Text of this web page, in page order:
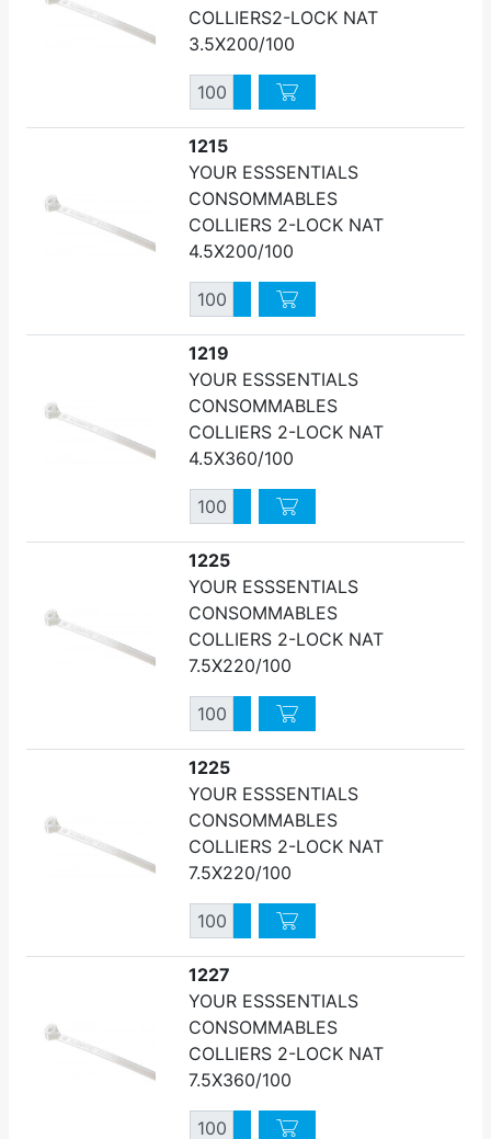
COLLIERS2-LOCK NAT
3.5X200/100
QuantitéAugmenter quantité
Diminuer quantité
1215
YOUR ESSSENTIALS
CONSOMMABLES
COLLIERS 2-LOCK NAT
4.5X200/100
QuantitéAugmenter quantité
Diminuer quantité
1219
YOUR ESSSENTIALS
CONSOMMABLES
COLLIERS 2-LOCK NAT
4.5X360/100
QuantitéAugmenter quantité
Diminuer quantité
1225
YOUR ESSSENTIALS
CONSOMMABLES
COLLIERS 2-LOCK NAT
7.5X220/100
QuantitéAugmenter quantité
Diminuer quantité
1225
YOUR ESSSENTIALS
CONSOMMABLES
COLLIERS 2-LOCK NAT
7.5X220/100
QuantitéAugmenter quantité
Diminuer quantité
1227
YOUR ESSSENTIALS
CONSOMMABLES
COLLIERS 2-LOCK NAT
7.5X360/100
QuantitéAugmenter quantité